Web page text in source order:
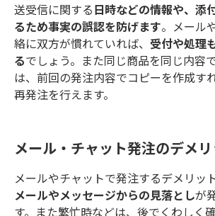
送受信に関する日時などの情報や、添
るため事実の誤認を防げます。メール
絡に双方が慣れていれば、 受付や処理
るでしょう。また同じ商品を同じ内容
は、前回の発注内容でコピーを作成す
再発注を行えます。
メール・チャット発注のデメリ
メールやチャットで発注するデメリット
メールやメッセージからの見落としが
す。また繁忙時などは、後でくわしく